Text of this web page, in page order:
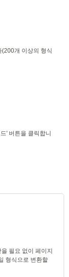
개 이상의 형식
' 버튼을 클릭합니
필요 없이 페이지
형식으로 변환할